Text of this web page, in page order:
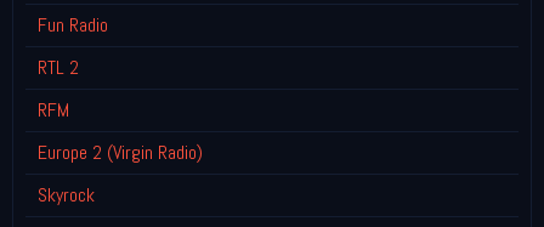
Fun Radio
RTL 2
RFM
Europe 2 (Virgin Radio)
Skyrock